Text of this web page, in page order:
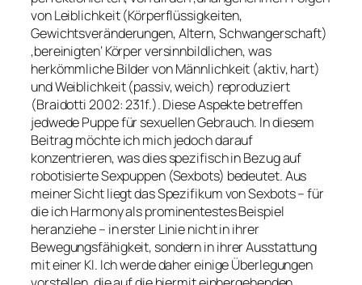
von Leiblichkeit (Körperflüssigkeiten,
Gewichtsveränderungen, Altern, Schwangerschaft)
‚bereinigten‘ Körper versinnbildlichen, was
herkömmliche Bilder von Männlichkeit (aktiv, hart)
und Weiblichkeit (passiv, weich) reproduziert
(Braidotti 2002: 231f.). Diese Aspekte betreffen
jedwede Puppe für sexuellen Gebrauch. In diesem
Beitrag möchte ich mich jedoch darauf
konzentrieren, was dies spezifisch in Bezug auf
robotisierte Sexpuppen (Sexbots) bedeutet. Aus
meiner Sicht liegt das Spezifikum von Sexbots – für
die ich Harmony als prominentestes Beispiel
heranziehe – in erster Linie nicht in ihrer
Bewegungsfähigkeit, sondern in ihrer Ausstattung
mit einer KI. Ich werde daher einige Überlegungen